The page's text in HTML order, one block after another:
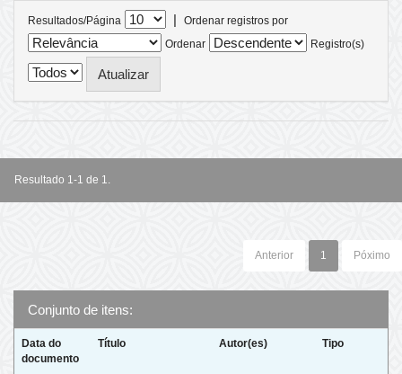
Resultados/Página |
Ordenar registros por
Ordenar
Registro(s)
Resultado 1-1 de 1.
Anterior 1 Póximo
Conjunto de itens:
Data do
documento
Título Autor(es) Tipo